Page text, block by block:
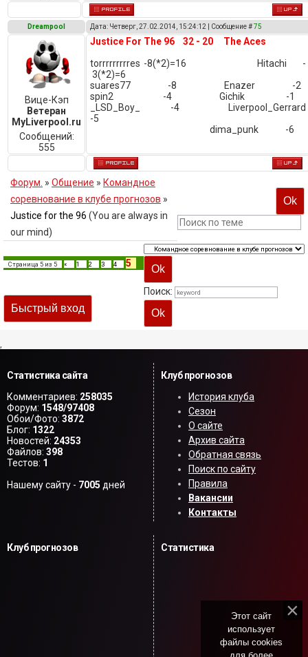
Dreampool Дата: Четверг, 27.02.2014, 15:24:12 | Сообщение #75
Вице-Кэп
Ветеран
MyLiverpool.ru
Сообщений:
555
Justice For The 96 32 - 20 The Aces
torrrrrrrrres -8(*2)=16 Hitachi -
3(*2)=6
suares77 -8 Enazer -2
spin2 -4 Gichik -1
_LSD_Boy_ -4 Liverpool_Gerrard
-5
dima_punk -6
Форум. » Общение » Командное
соревнование в клубе прогнозов »
Justice for the 96 (You are always in
our mind)
Страница 5 из 5 « 1 2 3 4 5
Поиск:
,
Статистика сайта
Комментариев: 258035
Форум: 1548/97408
Обои/Фото: 3872
Блог: 1322
Новостей: 24353
Файлов: 398
Тестов: 1
Нашему сайту - 7005 дней
Клуб прогнозов
История клуба
Сезон
О сайте
Архив сайта
Обратная связь
Поиск по сайту
Правила
Вакансии
Контакты
Клуб прогнозов Статистика
Этот сайт
использует
файлы cookies